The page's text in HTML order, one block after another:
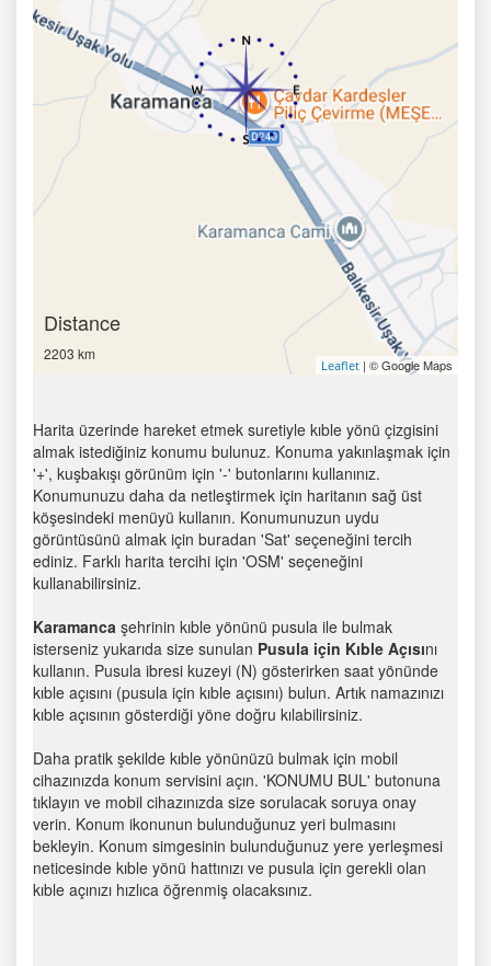
Distance
2203 km
Leaflet | © Google Maps
Harita üzerinde hareket etmek suretiyle kıble yönü çizgisini
almak istediğiniz konumu bulunuz. Konuma yakınlaşmak için
'+', kuşbakışı görünüm için '-' butonlarını kullanınız.
Konumunuzu daha da netleştirmek için haritanın sağ üst
köşesindeki menüyü kullanın. Konumunuzun uydu
görüntüsünü almak için buradan 'Sat' seçeneğini tercih
ediniz. Farklı harita tercihi için 'OSM' seçeneğini
kullanabilirsiniz.
Karamanca şehrinin kıble yönünü pusula ile bulmak
isterseniz yukarıda size sunulan Pusula için Kıble Açısını
kullanın. Pusula ibresi kuzeyi (N) gösterirken saat yönünde
kıble açısını (pusula için kıble açısını) bulun. Artık namazınızı
kıble açısının gösterdiği yöne doğru kılabilirsiniz.
Daha pratik şekilde kıble yönünüzü bulmak için mobil
cihazınızda konum servisini açın. 'KONUMU BUL' butonuna
tıklayın ve mobil cihazınızda size sorulacak soruya onay
verin. Konum ikonunun bulunduğunuz yeri bulmasını
bekleyin. Konum simgesinin bulunduğunuz yere yerleşmesi
neticesinde kıble yönü hattınızı ve pusula için gerekli olan
kıble açınızı hızlıca öğrenmiş olacaksınız.